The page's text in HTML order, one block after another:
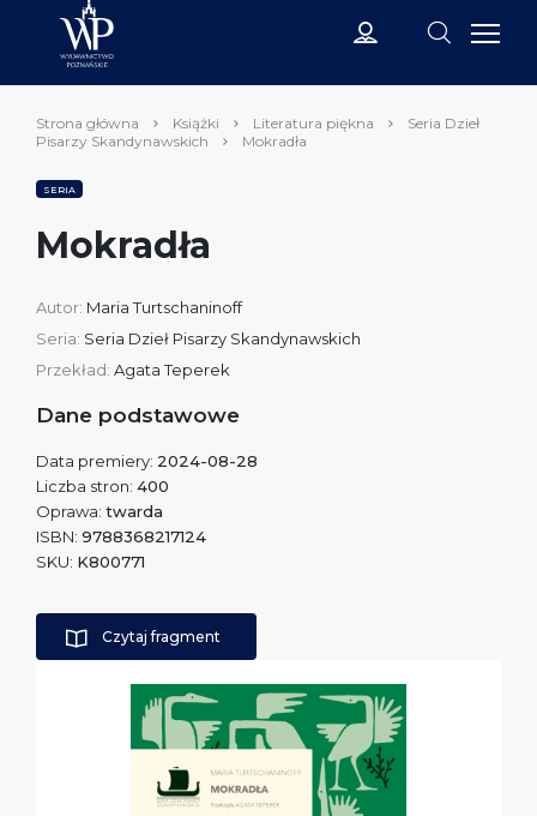
Strona główna Książki Literatura piękna
Seria Dzieł
Pisarzy Skandynawskich
Mokradła
SERIA
Mokradła
Autor: Maria Turtschaninoff
Seria: Seria Dzieł Pisarzy Skandynawskich
Przekład: Agata Teperek
Dane podstawowe
Data premiery: 2024-08-28
Liczba stron: 400
Oprawa: twarda
ISBN: 9788368217124
SKU: K800771
Czytaj fragment